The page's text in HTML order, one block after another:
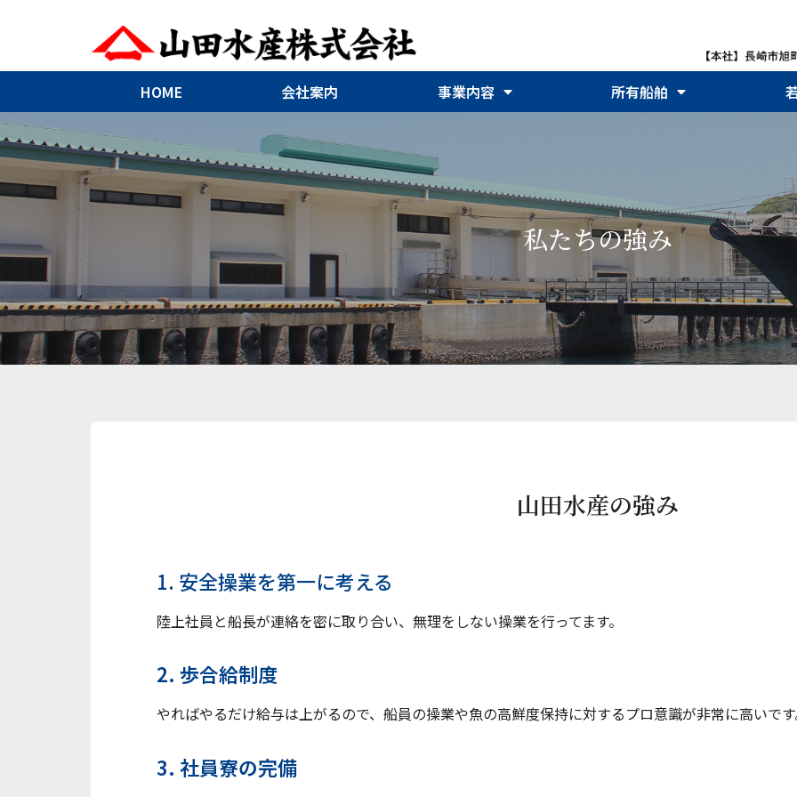
HOME 会社案内 事業内容 所有船舶
私たちの強み
山田水産の強み
1. 安全操業を第一に考える
陸上社員と船長が連絡を密に取り合い、無理をしない操業を行ってます。
2. 歩合給制度
やればやるだけ給与は上がるので、船員の操業や魚の高鮮度保持に対するプロ意識が非常に高いで
3. 社員寮の完備